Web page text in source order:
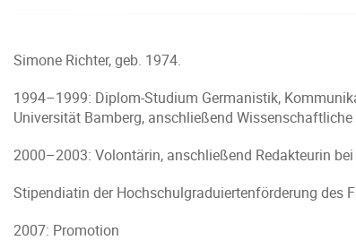
Simone Richter, geb. 1974.
1994–1999: Diplom-Studium Germanistik,
Universität Bamberg, anschließend
2000–2003: Volontärin, anschließend Redakteurin
Stipendiatin der Hochschulgraduiertenförderung des
2007: Promotion